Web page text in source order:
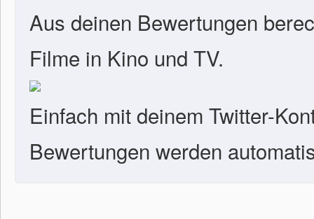
Aus deinen Bewertungen
Filme in Kino und TV.
Einfach mit deinem Twitter-
Bewertungen werden